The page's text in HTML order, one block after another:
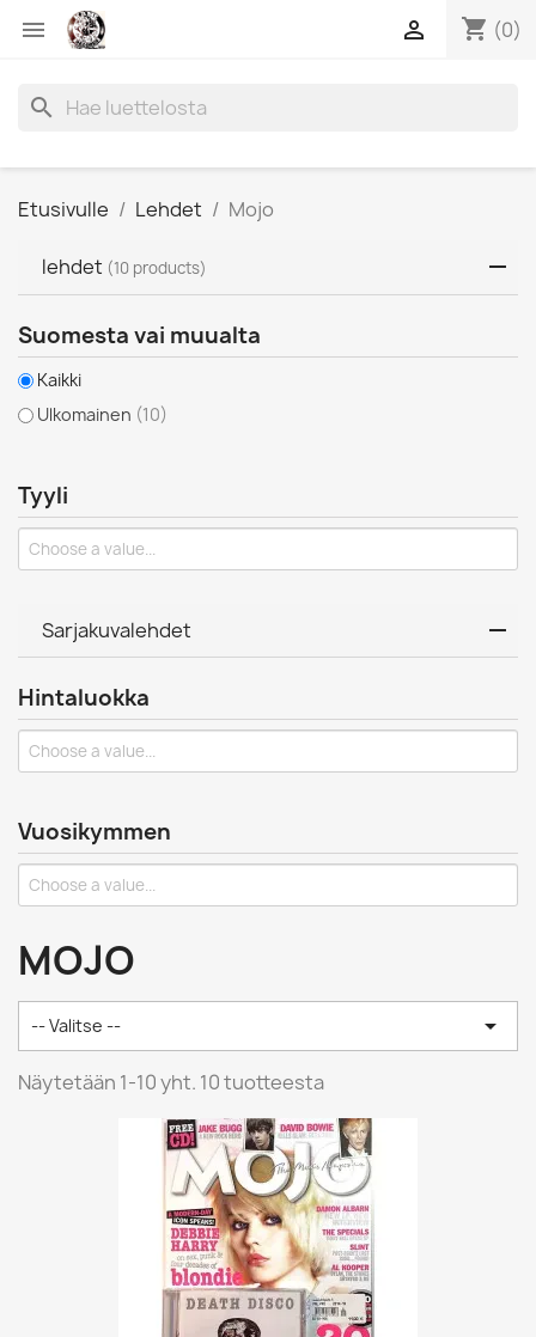
 shopping_cart (0)

search
Etusivulle Lehdet Mojo
lehdet (10 products)
Suomesta vai muualta
Kaikki
Ulkomainen (10)
Tyyli
Sarjakuvalehdet
Hintaluokka
Vuosikymmen
MOJO
-- Valitse -- 
Näytetään 1-10 yht. 10 tuotteesta